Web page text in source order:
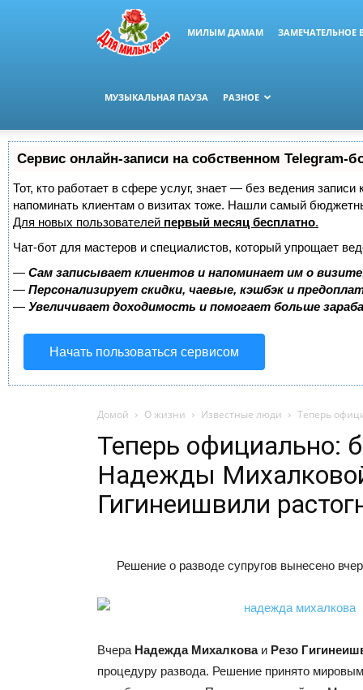
МИЛЫМ ДАМАМ ЗАМЕЧАТЕЛЬНОЕ
МУЗЫКАЛЬНАЯ ПАУЗА РАЗНОЕ
Сервис онлайн-записи на собственном Telegram-
Тот, кто работает в сфере услуг, знает — без ведения
напоминать клиентам о визитах тоже. Нашли самый
Для новых пользователей первый месяц бесплатно.
Чат-бот для мастеров и специалистов, который упрощает
— Сам записывает клиентов и напоминает им о
— Персонализирует скидки, чаевые, кэшбэк и
— Увеличивает доходимость и помогает больше
Начать пользоваться сервисом
Домой О жизни Известные люди Теперь
Теперь официально:
Надежды
Гигинеишвили
Решение о разводе супругов вынесено
Вчера Надежда Михалковаи Резо
процедуру развода. Решение принято